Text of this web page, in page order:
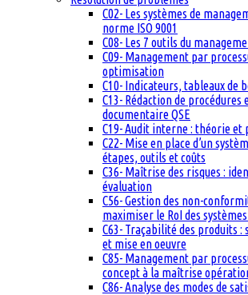
C02- Les systèmes de
norme ISO 9001
C08- Les 7 outils du
C09- Management par
optimisation
C10- Indicateurs, tableaux de
C13- Rédaction de
documentaire QSE
C19- Audit interne : théorie et
C22- Mise en place d’un
étapes, outils et coûts
C36- Maîtrise des risques :
évaluation
C56- Gestion des non-
maximiser le RoI des
C63- Traçabilité des produits :
et mise en oeuvre
C85- Management par
concept à la maîtrise
C86- Analyse des modes de